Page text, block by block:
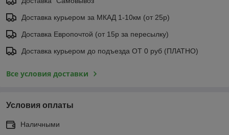
Доставка курьером за МКАД 1-10км (от 25р)
Доставка Европочтой (от 15р за пересылку)
Доставка курьером до подъезда ОТ 0 руб (ПЛАТНО)
Все условия доставки
Условия оплаты
Наличными